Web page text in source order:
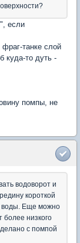
если
танке слой
куда-то дуть -
помпы, не
водоворот и
короткой
воды. Еще можно
более низкого
с помпой